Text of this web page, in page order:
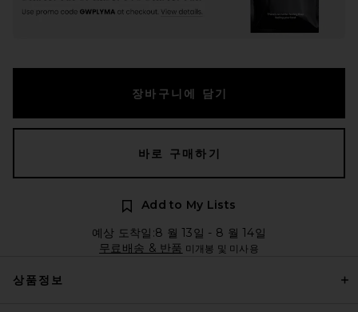
장바구니에 담기
바로 구매하기
Add to My Lists
예상 도착일:8 월 13일 - 8 월 14일
무료배송 & 반품 미개봉 및 미사용
상품정보